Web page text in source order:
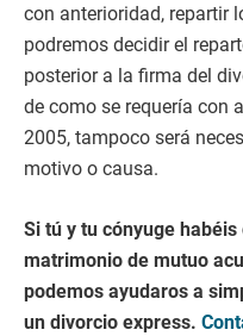
con anterioridad, repartir
podremos decidir el
posterior a la firma del
de como se requería con
2005, tampoco será
motivo o causa.
Si tú y tu cónyuge
matrimonio de mutuo
podemos ayudaros a
un divorcio express.